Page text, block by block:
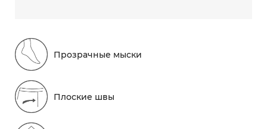
Прозрачные мыски
Плоские швы